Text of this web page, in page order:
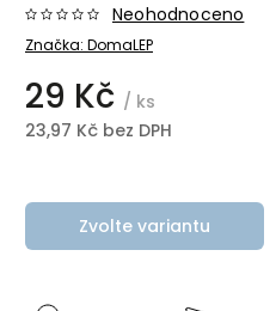
Značka: DomaLEP
Neohodnoceno
29 Kč / ks
23,97 Kč bez DPH
Zvolte variantu